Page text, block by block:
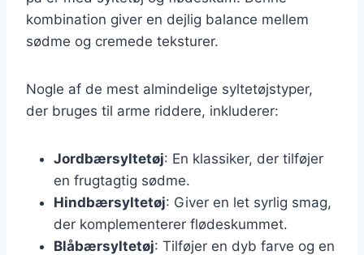
kombination giver en dejlig balance mellem
sødme og cremede teksturer.
Nogle af de mest almindelige syltetøjstyper,
der bruges til arme riddere, inkluderer:
Jordbærsyltetøj: En klassiker, der tilføjer
en frugtagtig sødme.
Hindbærsyltetøj: Giver en let syrlig smag,
der komplementerer flødeskummet.
Blåbærsyltetøj: Tilføjer en dyb farve og en